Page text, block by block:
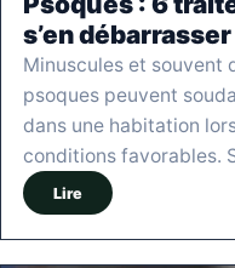
s’en
Minuscules et souvent
psoques peuvent
dans une habitation
conditions favorables.
Lire